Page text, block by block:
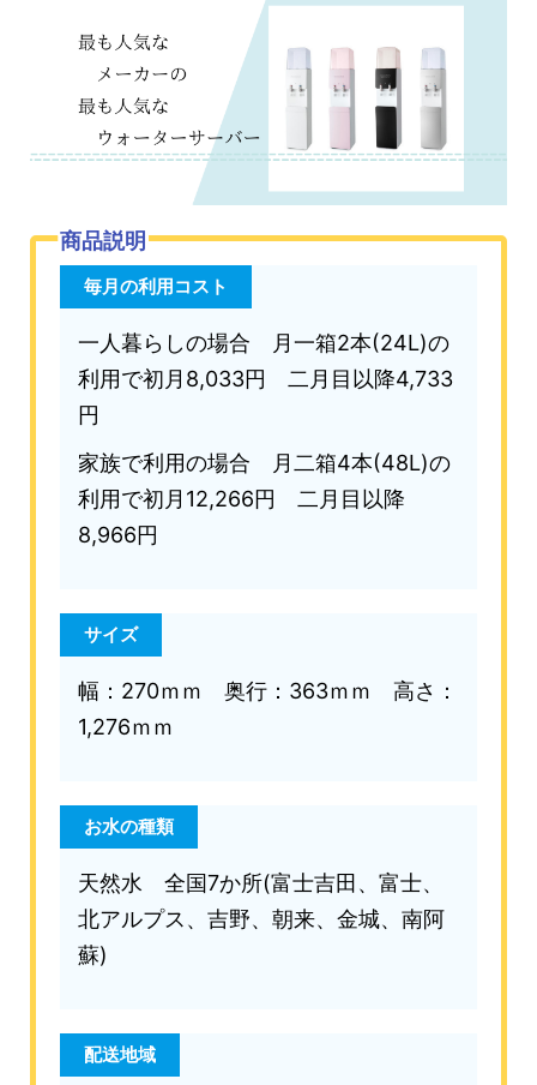
商品説明
毎月の利用コスト
一人暮らしの場合 月一箱2本(24L)の
利用で初月8,033円 二月目以降4,733
円
家族で利用の場合 月二箱4本(48L)の
利用で初月12,266円 二月目以降
8,966円
サイズ
幅：270ｍｍ 奥行：363ｍｍ 高さ：
1,276ｍｍ
お水の種類
天然水 全国7か所(富士吉田、富士、
北アルプス、吉野、朝来、金城、南阿
蘇)
配送地域